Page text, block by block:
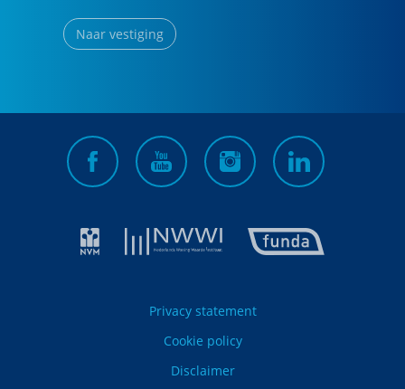
Naar vestiging
Privacy statement
Cookie policy
Disclaimer